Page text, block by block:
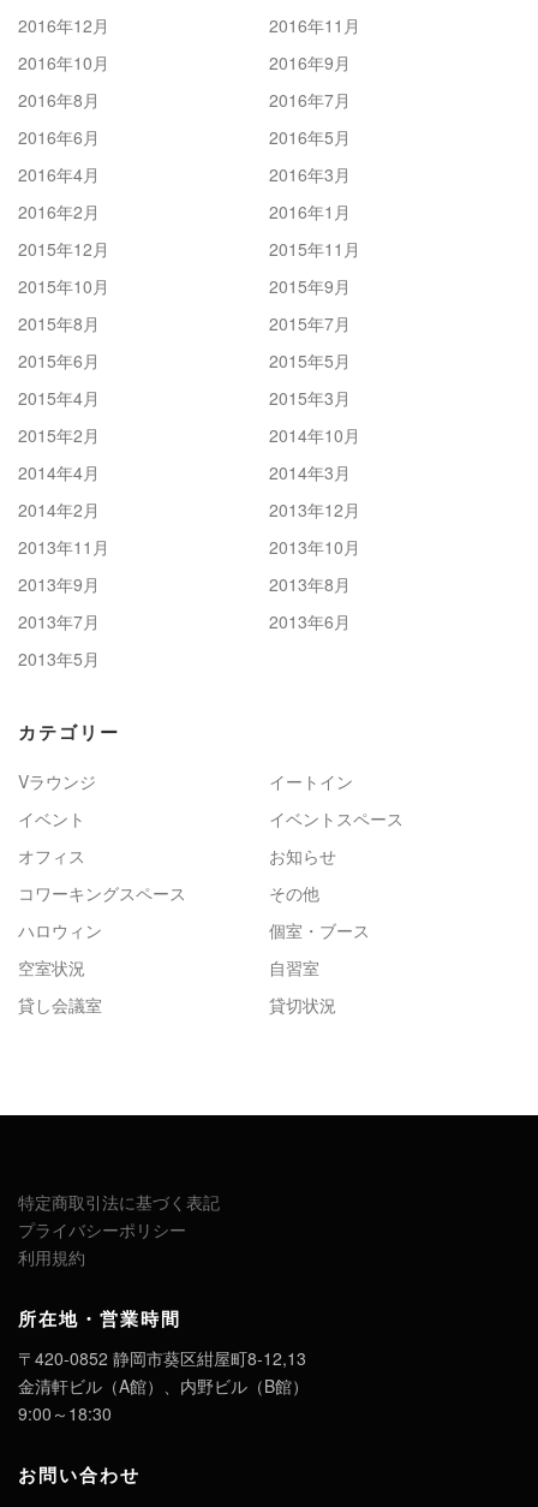
2016年12月
2016年11月
2016年10月
2016年9月
2016年8月
2016年7月
2016年6月
2016年5月
2016年4月
2016年3月
2016年2月
2016年1月
2015年12月
2015年11月
2015年10月
2015年9月
2015年8月
2015年7月
2015年6月
2015年5月
2015年4月
2015年3月
2015年2月
2014年10月
2014年4月
2014年3月
2014年2月
2013年12月
2013年11月
2013年10月
2013年9月
2013年8月
2013年7月
2013年6月
2013年5月
カテゴリー
Vラウンジ
イートイン
イベント
イベントスペース
オフィス
お知らせ
コワーキングスペース
その他
ハロウィン
個室・ブース
空室状況
自習室
貸し会議室
貸切状況
特定商取引法に基づく表記
プライバシーポリシー
利用規約
所在地・営業時間
〒420-0852 静岡市葵区紺屋町8-12,13
金清軒ビル（A館）、内野ビル（B館）
9:00～18:30
お問い合わせ